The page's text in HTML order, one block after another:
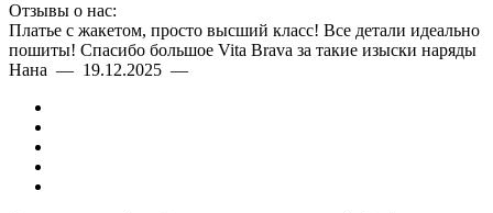
Отзывы о нас:
Платье с жакетом, просто высший класс! Все детали идеально
пошиты! Спасибо большое Vita Brava за такие изыски наряды
Нана — 19.12.2025 —